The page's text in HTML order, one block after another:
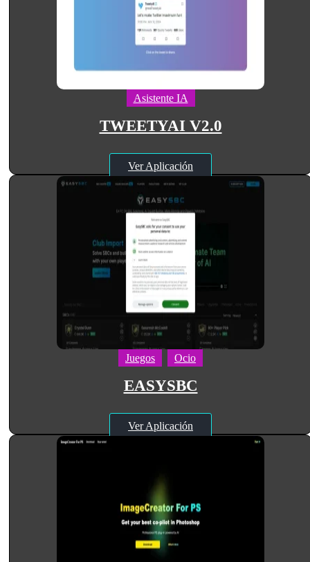
Asistente IA
TWEETYAI V2.0
Ver Aplicación
Juegos Ocio
EASYSBC
Ver Aplicación